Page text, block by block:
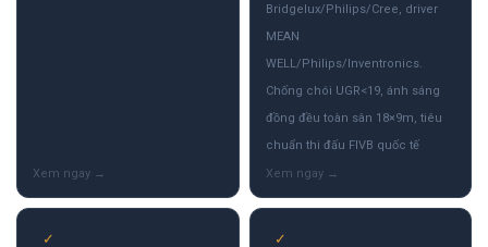
Bridgelux/Philips/Cree, driver
MEAN
WELL/Philips/Inventronics.
Chống chói UGR<19, ánh sáng
đồng đều toàn sân 18×9m, tiêu
chuẩn thi đấu FIVB quốc tế
✓ ✓